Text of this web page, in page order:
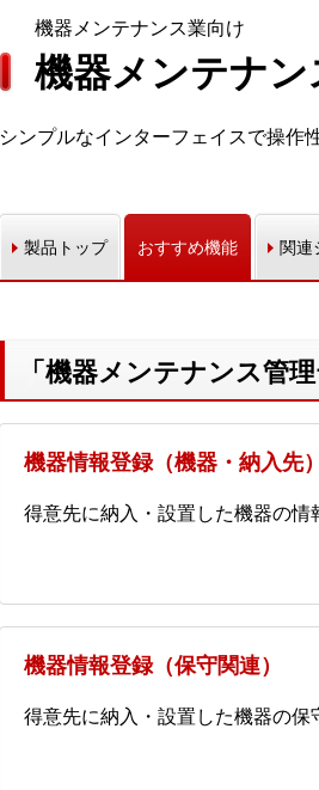
機器メンテナンス業向け
機器メンテナ
シンプルなインターフェイスで操作
製品トップ おすすめ機能 関連
「機器メンテナンス管
機器情報登録（機器・納入先）
得意先に納入・設置した機器の情
機器情報登録（保守関連）
得意先に納入・設置した機器の保